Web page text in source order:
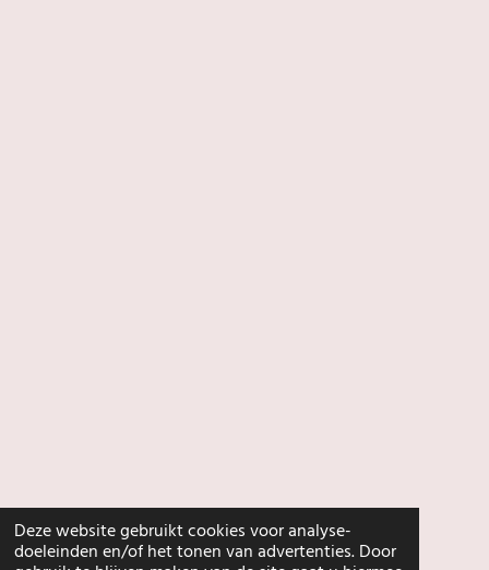
Deze website gebruikt cookies voor analyse-
doeleinden en/of het tonen van advertenties. Door